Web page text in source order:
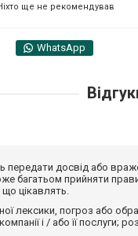
ще не рекомендував
WhatsApp
передати досвід або
багатьом прийняти
цікавлять.
лексики, погроз або
і / або її послуги;